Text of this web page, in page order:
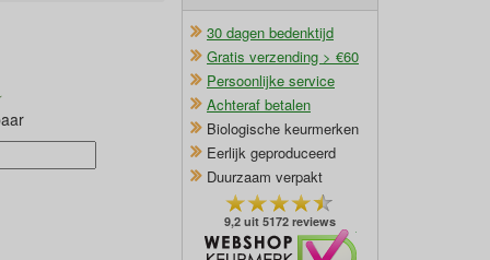
30 dagen bedenktijd
Gratis verzending > €60
Persoonlijke service
Achteraf betalen
Biologische keurmerken
Eerlijk geproduceerd
Duurzaam verpakt
9,2 uit 5172 reviews